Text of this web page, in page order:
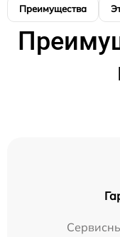
Преимущества